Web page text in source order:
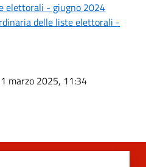
elettorali - giugno 2024
delle liste elettorali -
marzo 2025, 11:34